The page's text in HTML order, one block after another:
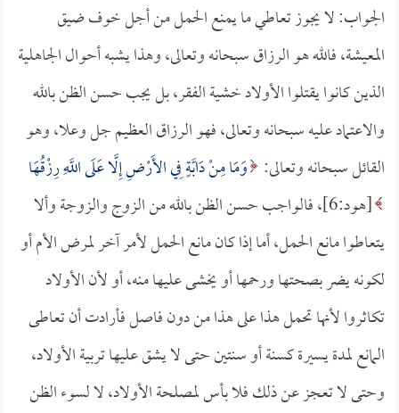
الجواب: لا يجوز تعاطي ما يمنع الحمل من أجل خوف ضيق
المعيشة، فالله هو الرزاق سبحانه وتعالى، وهذا يشبه أحوال الجاهلية
الذين كانوا يقتلوا الأولاد خشية الفقر، بل يجب حسن الظن بالله
والاعتماد عليه سبحانه وتعالى، فهو الرزاق العظيم جل وعلا، وهو
القائل سبحانه وتعالى: وَمَا مِنْ دَابَّةٍ فِي الأَرْضِ إِلَّا عَلَى اللَّهِ رِزْقُهَا
[هود:6]، فالواجب حسن الظن بالله من الزوج والزوجة وألا
يتعاطوا مانع الحمل، أما إذا كان مانع الحمل لأمر آخر لمرض الأم أو
لكونه يضر بصحتها ورحمها أو يخشى عليها منه، أو لأن الأولاد
تكاثروا لأنها تحمل هذا على هذا من دون فاصل فأرادت أن تعاطى
المانع لمدة يسيرة كسنة أو سنتين حتى لا يشق عليها تربية الأولاد،
وحتى لا تعجز عن ذلك فلا بأس لمصلحة الأولاد، لا لسوء الظن